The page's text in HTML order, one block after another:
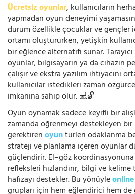
Ücretsiz oyunlar, kullanıcıların
yapmadan oyun deneyimi
durum özellikle çocuklar ve
ortamı oluştururken, yetişkin
bir eğlence alternatifi sunar.
oyunlar, bilgisayarın ya da cihazın
çalışır ve ekstra yazılım ihtiyacını
kullanıcılar istedikleri zaman özgürce
imkanına sahip olur. 💻🔓
Oyun oynamak sadece keyifli bir
zamanda öğrenmeyi destekleyen
gerektirenoyuntürleri odaklanma
strateji ve planlama içeren oyunlar
güçlendirir. El–göz
refleksleri hızlandırır, bilgi ve
hafızayı destekler. Bu yönüyle